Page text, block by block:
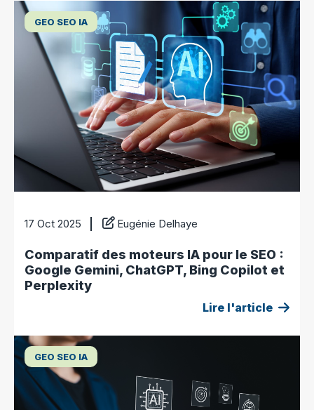
GEO SEO IA
17 Oct 2025 Eugénie Delhaye
Comparatif des moteurs IA pour le SEO :
Google Gemini, ChatGPT, Bing Copilot et
Perplexity
Lire l'article
GEO SEO IA